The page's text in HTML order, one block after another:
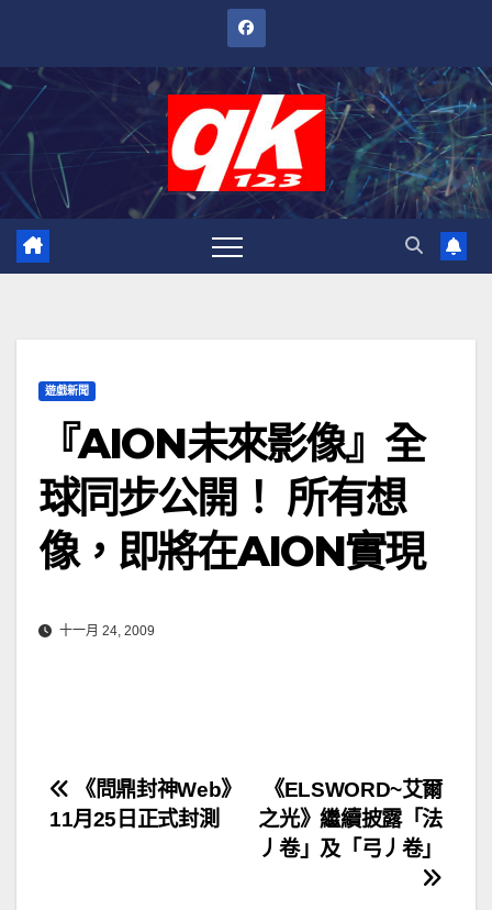
內
遊戲新聞
『AION未來影像』全
球同步公開！ 所有想
像，即將在AION實現
十一月 24, 2009
文
章
《ELSWORD~艾爾
之光》繼續披露「法
丿卷」及「弓丿卷」
《問鼎封神Web》
11月25日正式封測